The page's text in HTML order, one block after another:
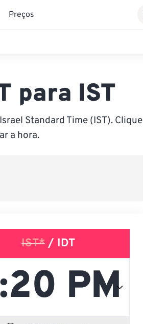
Preços
para IST
Standard Time (IST). Clique
a hora.
IST*/ IDT